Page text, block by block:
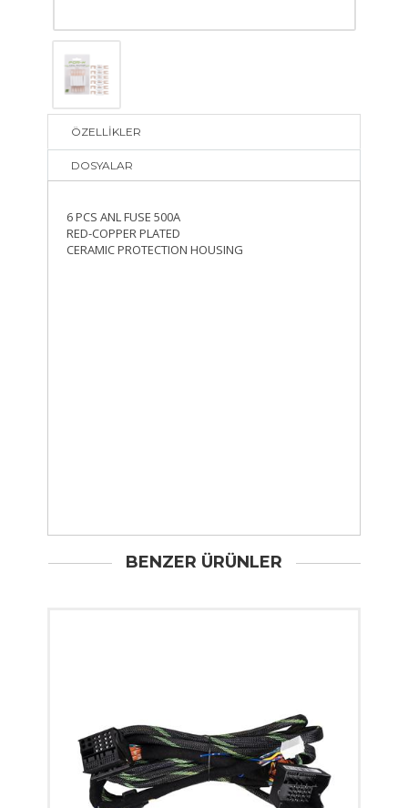
ÖZELLİKLER
DOSYALAR
6 PCS ANL FUSE 500A
RED-COPPER PLATED
CERAMIC PROTECTION HOUSING
BENZER ÜRÜNLER